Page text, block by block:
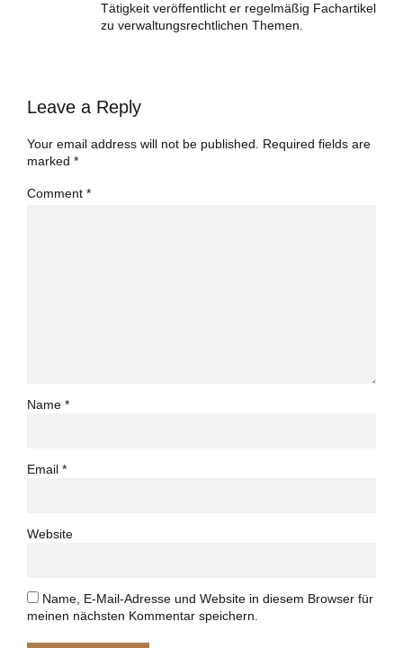
Tätigkeit veröffentlicht er regelmäßig Fachartikel
zu verwaltungsrechtlichen Themen.
Leave a Reply
Your email address will not be published. Required fields are
marked *
Comment *
Name *
Email *
Website
Name, E-Mail-Adresse und Website in diesem Browser für
meinen nächsten Kommentar speichern.